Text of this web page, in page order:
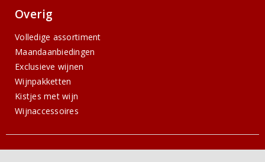
Overig
Volledige assortiment
Maandaanbiedingen
Exclusieve wijnen
Wijnpakketten
Kistjes met wijn
Wijnaccessoires